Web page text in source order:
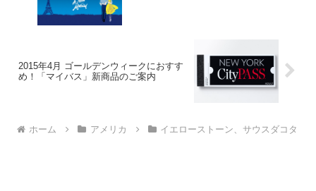
2015年4月 ゴールデンウィークにおすす
め！「マイバス」新商品のご案内
ホーム アメリカ イエローストーン、サウスダコタ